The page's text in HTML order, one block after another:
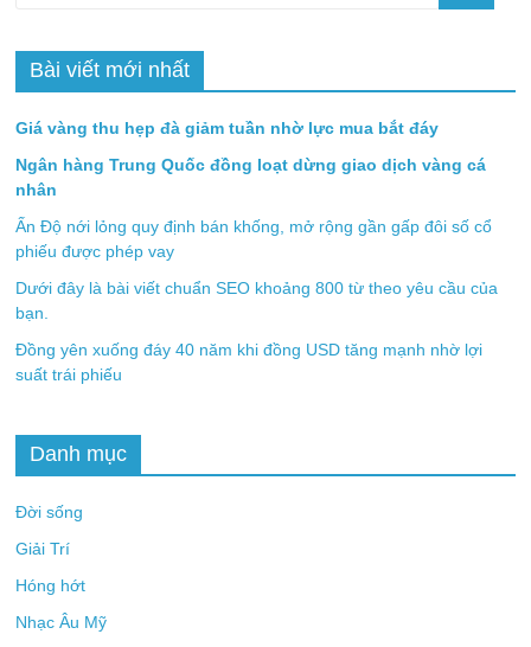
Bài viết mới nhất
Giá vàng thu hẹp đà giảm tuần nhờ lực mua bắt đáy
Ngân hàng Trung Quốc đồng loạt dừng giao dịch vàng cá
nhân
Ấn Độ nới lỏng quy định bán khống, mở rộng gần gấp đôi số cổ
phiếu được phép vay
Dưới đây là bài viết chuẩn SEO khoảng 800 từ theo yêu cầu của
bạn.
Đồng yên xuống đáy 40 năm khi đồng USD tăng mạnh nhờ lợi
suất trái phiếu
Danh mục
Đời sống
Giải Trí
Hóng hớt
Nhạc Âu Mỹ